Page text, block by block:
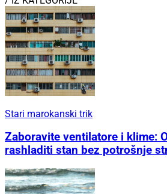
Stari marokanski trik
Zaboravite ventilatore i klime:
rashladiti stan bez potrošnje